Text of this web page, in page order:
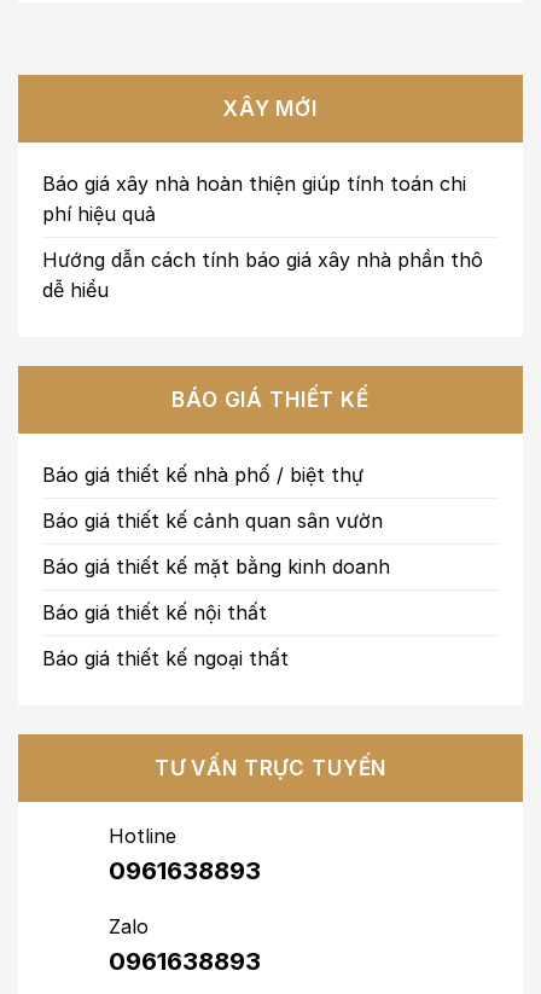
XÂY MỚI
Báo giá xây nhà hoàn thiện giúp tính toán chi
phí hiệu quả
Hướng dẫn cách tính báo giá xây nhà phần thô
dễ hiểu
BÁO GIÁ THIẾT KẾ
Báo giá thiết kế nhà phố / biệt thự
Báo giá thiết kế cảnh quan sân vườn
Báo giá thiết kế mặt bằng kinh doanh
Báo giá thiết kế nội thất
Báo giá thiết kế ngoại thất
TƯ VẤN TRỰC TUYẾN
Hotline
0961638893
Zalo
0961638893